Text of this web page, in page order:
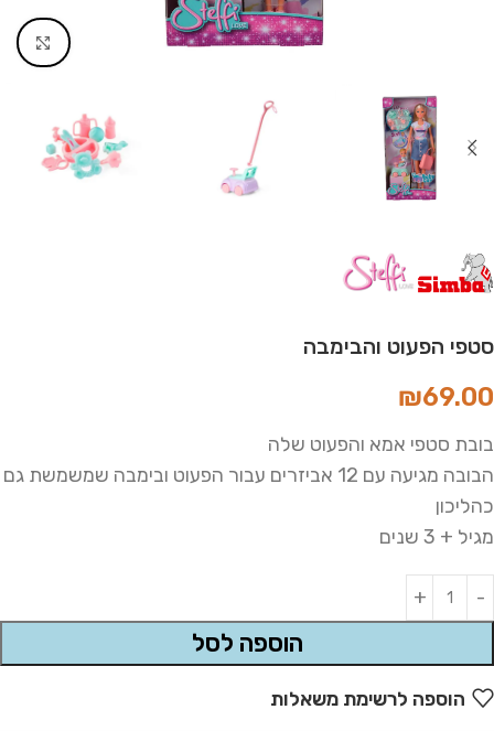
Click to enlarge
סטפי הפעוט והבימבה
₪69.00
בובת סטפי אמא והפעוט שלה
הבובה מגיעה עם 12 אביזרים עבור הפעוט ובימבה שמשמשת גם
כהליכון
מגיל + 3 שנים
הוספה לסל
Alternative:
הוספה לרשימת משאלות